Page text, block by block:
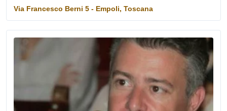
Via Francesco Berni 5 - Empoli, Toscana